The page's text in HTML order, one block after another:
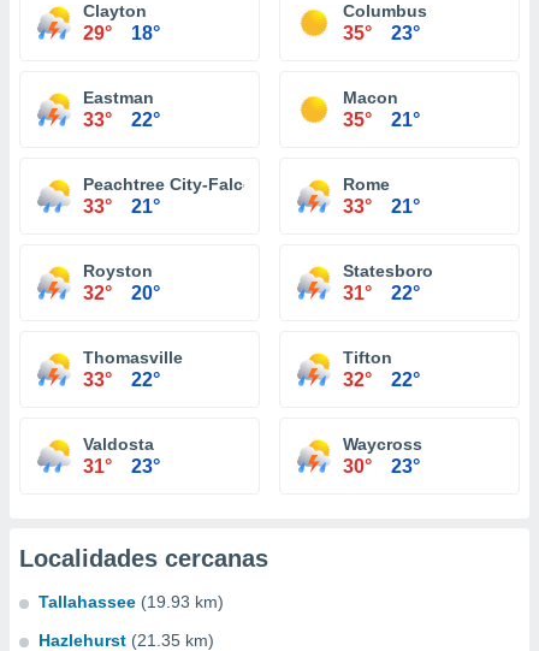
Clayton
29° 18°
Columbus
35° 23°
Eastman
33° 22°
Macon
35° 21°
Peachtree City-Falcon Field Atlanta
33° 21°
Rome
33° 21°
Royston
32° 20°
Statesboro
31° 22°
Thomasville
33° 22°
Tifton
32° 22°
Valdosta
31° 23°
Waycross
30° 23°
Localidades cercanas
Tallahassee (19.93 km)
Hazlehurst (21.35 km)